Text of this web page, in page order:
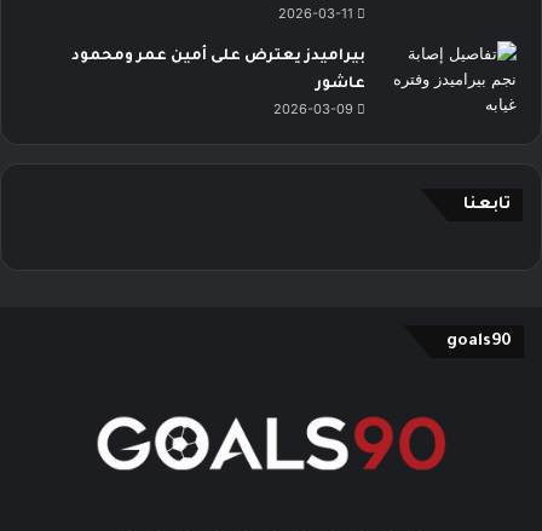
2026-03-11
بيراميدز يعترض على أمين عمر ومحمود
عاشور
2026-03-09
تابعنا
goals90